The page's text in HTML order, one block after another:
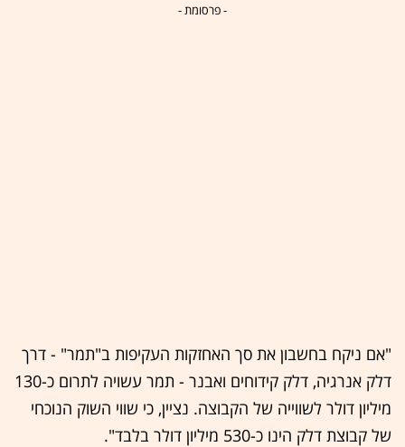
- פרסומת -
"אם ניקח בחשבון את סך האחזקות העקיפות ב"תמר" - דרך
דלק אנרגיה, דלק קידוחים ואבנר - תמר עשויה לתרום כ-130
מיליון דולר לשווייה של הקבוצה. נציין, כי שווי השוק הנוכחי
של קבוצת דלק הינו כ-530 מיליון דולר בלבד".